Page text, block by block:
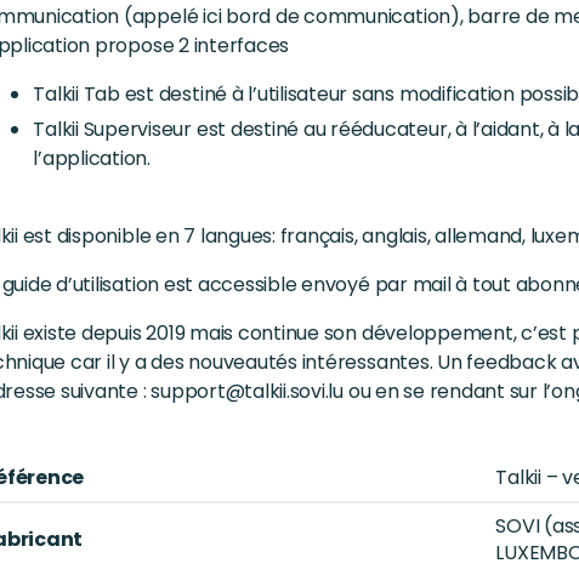
(appelé ici bord de communication), barre de
propose 2 interfaces
Talkii Tab est destiné à l’utilisateur sans modification
Talkii Superviseur est destiné au rééducateur, à l’aidant,
l’application.
est disponible en 7 langues: français, anglais, allemand,
guide d’utilisation est accessible envoyé par mail à tout
existe depuis 2019 mais continue son développement,
car il y a des nouveautés intéressantes. Un feedback
suivante : support@talkii.sovi.lu ou en se rendant sur
Talkii –
SOVI